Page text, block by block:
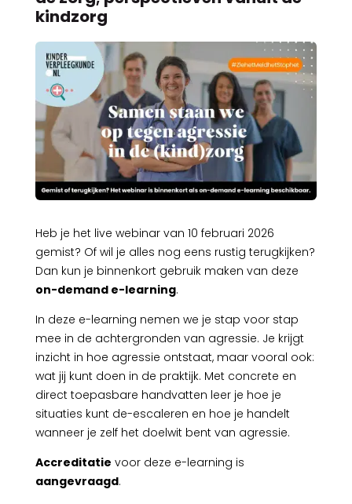
kindzorg
Heb je het live webinar van 10 februari 2026
gemist? Of wil je alles nog eens rustig terugkijken?
Dan kun je binnenkort gebruik maken van deze
on-demand e-learning.
In deze e-learning nemen we je stap voor stap
mee in de achtergronden van agressie. Je krijgt
inzicht in hoe agressie ontstaat, maar vooral ook:
wat jij kunt doen in de praktijk. Met concrete en
direct toepasbare handvatten leer je hoe je
situaties kunt de-escaleren en hoe je handelt
wanneer je zelf het doelwit bent van agressie.
Accreditatie voor deze e-learning is
aangevraagd.